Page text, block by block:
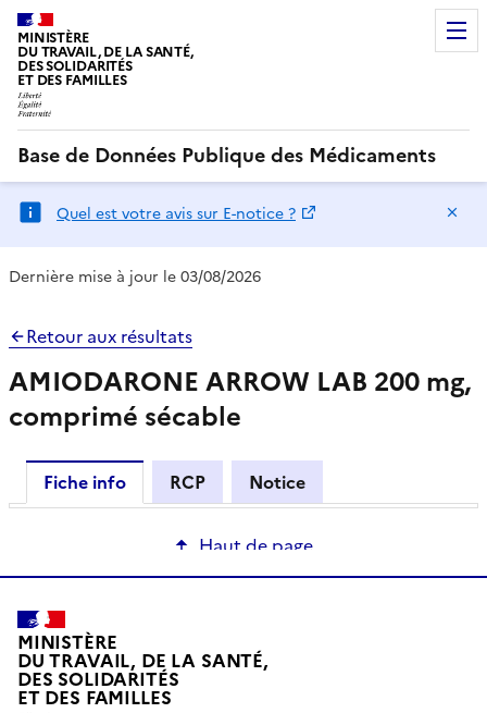
MINISTÈRE
DU TRAVAIL, DE LA SANTÉ,
DES SOLIDARITÉS
ET DES FAMILLES
Base de Données Publique des Médicaments
Quel est votre avis sur E-notice ?
Dernière mise à jour le 03/08/2026
Retour aux résultats
AMIODARONE ARROW LAB 200 mg,
comprimé sécable
Fiche info RCP Notice
Haut de page
MINISTÈRE
DU TRAVAIL, DE LA SANTÉ,
DES SOLIDARITÉS
ET DES FAMILLES